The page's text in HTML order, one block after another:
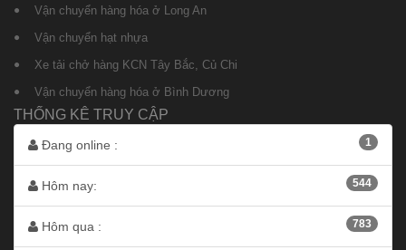
Vận chuyển hàng hóa ở Long An
Vận chuyển hạt nhựa
Xe tải chở hàng KCN Tây Bắc, Củ Chi
Vận chuyển hàng hóa ở Bình Dương
THỐNG KÊ TRUY CẬP
1
Đang online :
544
Hôm nay:
783
Hôm qua :